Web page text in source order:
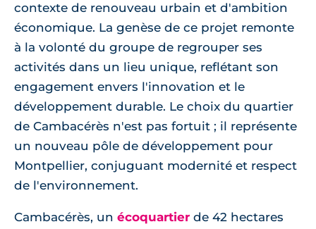
contexte de renouveau urbain et d'ambition
économique. La genèse de ce projet remonte
à la volonté du groupe de regrouper ses
activités dans un lieu unique, reflétant son
engagement envers l'innovation et le
développement durable. Le choix du quartier
de Cambacérès n'est pas fortuit ; il représente
un nouveau pôle de développement pour
Montpellier, conjuguant modernité et respect
de l'environnement.
Cambacérès, un écoquartier de 42 hectares